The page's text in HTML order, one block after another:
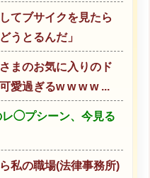
てブサイクを見たら
うとるんだ」
まのお気に入りのド
愛過ぎるw w w w ...
レ◯プシーン、今見る
私の職場(法律事務所)